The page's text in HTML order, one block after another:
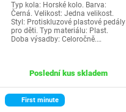
Typ kola: Horské kolo. Barva:
Černá. Velikost: Jedna velikost.
Styl: Protiskluzové plastové pedály
pro děti. Typ materiálu: Plast.
Doba výsadby: Celoročně.…
Poslední kus skladem
First minute